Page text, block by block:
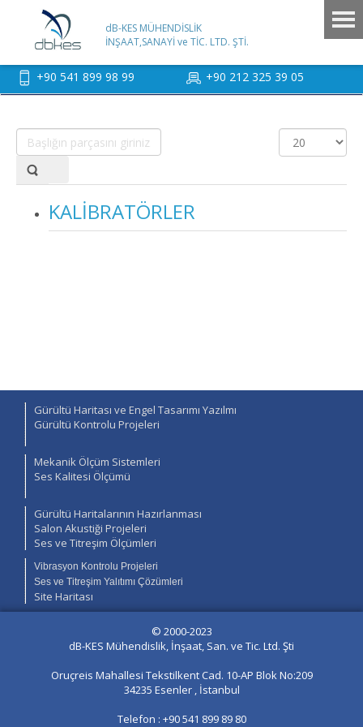
dB-KES MÜHENDİSLİK
İNŞAAT,SANAYİ ve TİC. LTD. ŞTİ.
+90 541 899 98 99 +90 212 325 39 05
Başlığın
parçasını
giriniz.
Görüntüleme
Sayısı
KALİBRATÖRLER
Gürültü Haritası ve Engel Tasarımı Yazılmı
Gürültü Kontrolu Projeleri
Mekanik Ölçüm Sistemleri
Ses Kalitesi Ölçümü
Gürültü Haritalarının Hazırlanması
Salon Akustiği Projeleri
Ses ve Titreşim Ölçümleri
Vibrasyon Kontrolu Projeleri
Ses ve Titreşim Yalıtımı Çözümleri
Site Haritası
© 2000-2023
dB-KES Mühendislik, İnşaat, San. ve Tic. Ltd. Şti
Oruçreis Mahallesi Tekstilkent Cad. 10-AP Blok No:209
34235 Esenler , İstanbul
Telefon : +90 541 899 89 80